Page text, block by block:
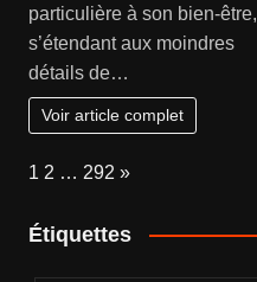
particulière à son bien-être,
s’étendant aux moindres
détails de…
Voir article complet
Page:
1 2 … 292 Next
»
Étiquettes